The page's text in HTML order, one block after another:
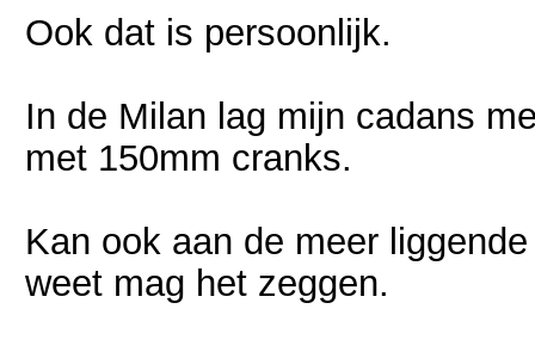
Ook dat is persoonlijk.
In de Milan lag mijn cadans
met 150mm cranks.
Kan ook aan de meer
weet mag het zeggen.